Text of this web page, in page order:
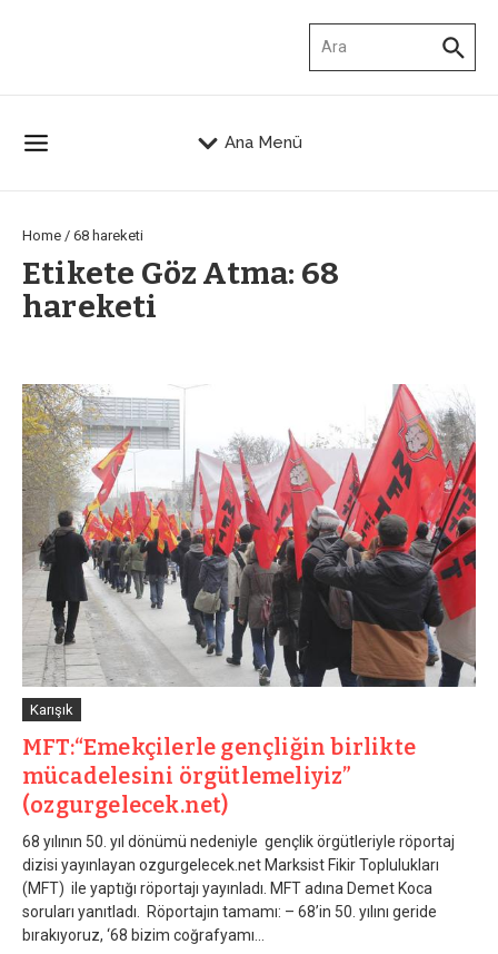
Ana Menü
Home / 68 hareketi
Etikete Göz Atma: 68
hareketi
Karışık
MFT:“Emekçilerle gençliğin birlikte
mücadelesini örgütlemeliyiz”
(ozgurgelecek.net)
68 yılının 50. yıl dönümü nedeniyle gençlik örgütleriyle röportaj
dizisi yayınlayan ozgurgelecek.net Marksist Fikir Toplulukları
(MFT) ile yaptığı röportajı yayınladı. MFT adına Demet Koca
soruları yanıtladı. Röportajın tamamı: – 68’in 50. yılını geride
bırakıyoruz, ‘68 bizim coğrafyamı...